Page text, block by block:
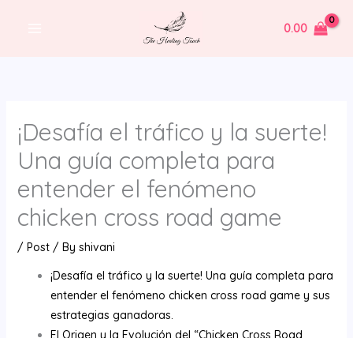
0.00
¡Desafía el tráfico y la suerte!
Una guía completa para
entender el fenómeno
chicken cross road game
/ Post/ By shivani
¡Desafía el tráfico y la suerte! Una guía completa para
entender el fenómeno chicken cross road game y sus
estrategias ganadoras.
El Origen y la Evolución del “Chicken Cross Road